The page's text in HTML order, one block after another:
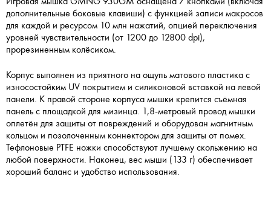
дополнительные боковые клавиши) с функцией записи макросов
для каждой и ресурсом 10 млн нажатий, опцией переключения
уровней чувствительности (от 1200 до 12800 dpi),
прорезиненным колёсиком.
Корпус выполнен из приятного на ощупь матового пластика с
износостойким UV покрытием и силиконовой вставкой на левой
панели. К правой стороне корпуса мышки крепится съёмная
панель с площадкой для мизинца. 1,8-метровый провод мышки
оплетён для защиты от повреждений и оборудован магнитным
кольцом и позолоченным коннектором для защиты от помех.
Тефлоновые PTFE ножки способствуют лучшему скольжению на
любой поверхности. Наконец, вес мыши (133 г) обеспечивает
хороший баланс и удобство использования.